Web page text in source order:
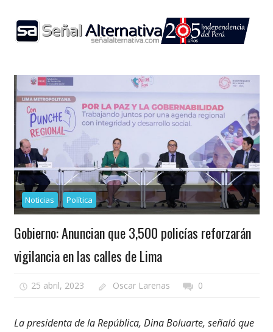
content
Noticias Política
Gobierno: Anuncian que 3,500 policías reforzarán
vigilancia en las calles de Lima
25 abril, 2023 Oscar Larenas 0
La presidenta de la República, Dina Boluarte, señaló que